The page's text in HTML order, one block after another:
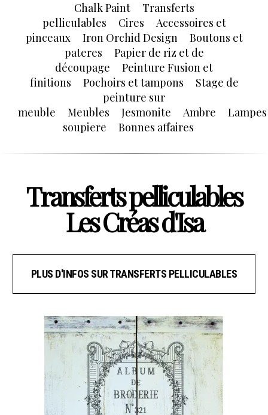
Chalk Paint
Transferts
pelliculables
Cires
Accessoires et
pinceaux
Iron Orchid Design
Boutons et
pateres
Papier de riz et de
découpage
Peinture Fusion et
finitions
Pochoirs et tampons
Stage de
peinture sur
meuble
Meubles Jesmonite Ambre
Lampes
soupiere
Bonnes affaires
Transferts pelliculables
Les Créas d'Isa
PLUS D'INFOS SUR TRANSFERTS PELLICULABLES